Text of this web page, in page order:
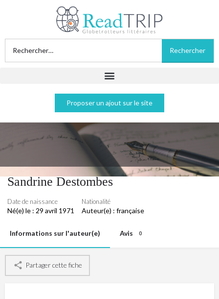
Proposer un ajout sur le site
Sandrine Destombes
Date de naissance
Né(e) le : 29 avril 1971
Nationalité
Auteur(e) : française
Informations sur l'auteur(e) Avis 0
Partager cette fiche